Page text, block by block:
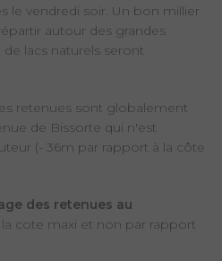
le vendredi soir. Un bon millier
autour des grandes
lacs naturels seront
retenues sont globalement
de Bissorte qui n'est
(- 36m par rapport à la côte
des retenues au
cote maxi et non par rapport